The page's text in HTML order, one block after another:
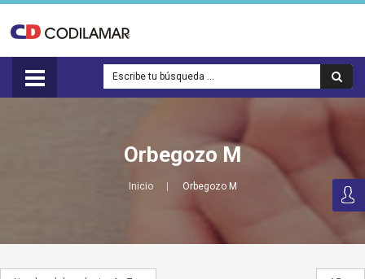
Orbegozo M
Inicio Orbegozo M